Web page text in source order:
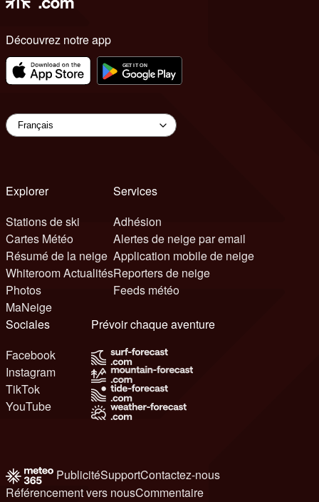
Découvrez notre app
Explorer
Stations de ski
Cartes Météo
Résumé de la neige
Whiteroom Actualités
Photos
MaNeige
Services
Adhésion
Alertes de neige par email
Application mobile de neige
Reporters de neige
Feeds météo
Sociales
Facebook
Instagram
TikTok
YouTube
Prévoir chaque aventure
PublicitéSupportContactez-nous
Référencement vers nousCommentaire